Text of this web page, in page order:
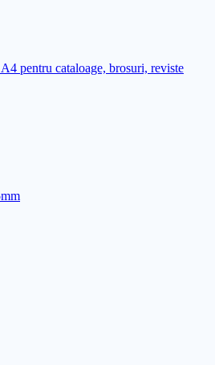
pentru cataloage, brosuri, reviste